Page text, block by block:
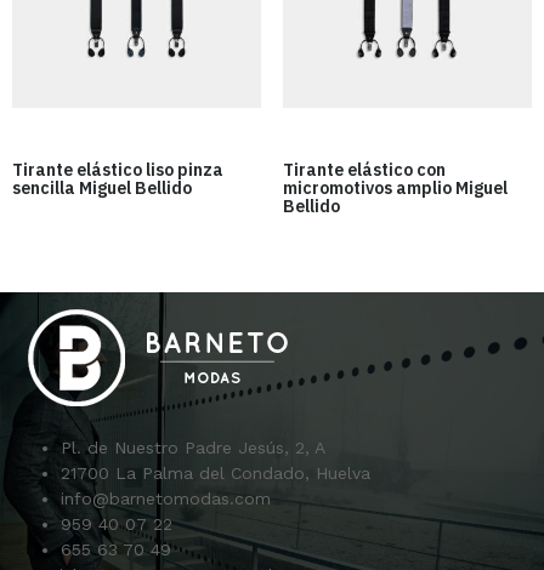
Tirante elástico liso pinza
sencilla Miguel Bellido
Tirante elástico con
micromotivos amplio Miguel
Bellido
Pl. de Nuestro Padre Jesús, 2, A
21700 La Palma del Condado, Huelva
info@barnetomodas.com
959 40 07 22
655 63 70 49